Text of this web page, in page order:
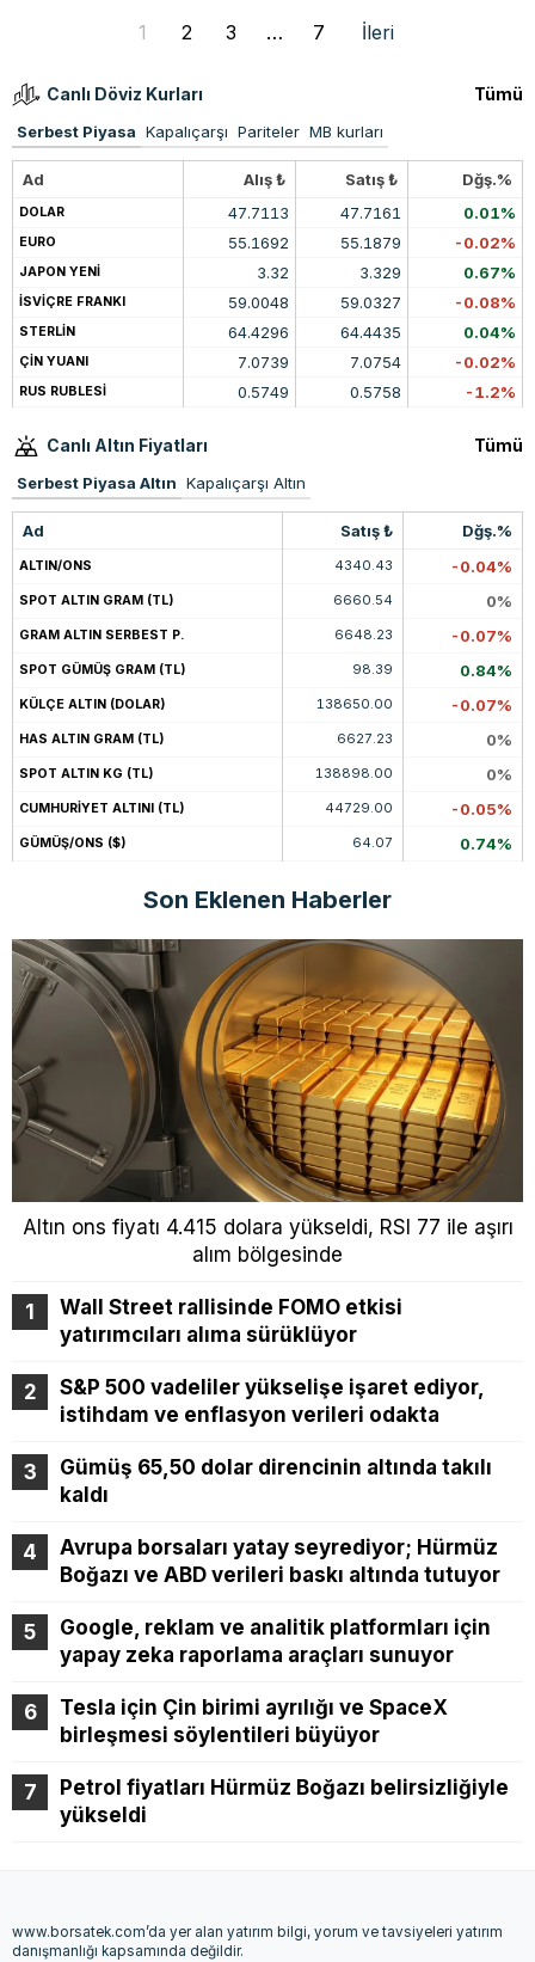
1 2 3 … 7 İleri
Canlı Döviz Kurları Tümü
Serbest Piyasa Kapalıçarşı Pariteler MB kurları
Ad Alış ₺ Satış ₺ Dğş.%
DOLAR 47.7113 47.7161 0.01%
EURO 55.1692 55.1879 -0.02%
JAPON YENİ 3.32 3.329 0.67%
İSVİÇRE FRANKI 59.0048 59.0327 -0.08%
STERLİN 64.4296 64.4435 0.04%
ÇİN YUANI 7.0739 7.0754 -0.02%
RUS RUBLESİ 0.5749 0.5758 -1.2%
Canlı Altın Fiyatları Tümü
Serbest Piyasa Altın Kapalıçarşı Altın
Ad Satış ₺ Dğş.%
ALTIN/ONS 4340.43 -0.04%
SPOT ALTIN GRAM (TL) 6660.54 0%
GRAM ALTIN SERBEST P. 6648.23 -0.07%
SPOT GÜMÜŞ GRAM (TL) 98.39 0.84%
KÜLÇE ALTIN (DOLAR) 138650.00 -0.07%
HAS ALTIN GRAM (TL) 6627.23 0%
SPOT ALTIN KG (TL) 138898.00 0%
CUMHURİYET ALTINI (TL) 44729.00 -0.05%
GÜMÜŞ/ONS ($) 64.07 0.74%
Son Eklenen Haberler
Altın ons fiyatı 4.415 dolara yükseldi, RSI 77 ile aşırı
alım bölgesinde
Wall Street rallisinde FOMO etkisi
yatırımcıları alıma sürüklüyor
S&P 500 vadeliler yükselişe işaret ediyor,
istihdam ve enflasyon verileri odakta
Gümüş 65,50 dolar direncinin altında takılı
kaldı
Avrupa borsaları yatay seyrediyor; Hürmüz
Boğazı ve ABD verileri baskı altında tutuyor
Google, reklam ve analitik platformları için
yapay zeka raporlama araçları sunuyor
Tesla için Çin birimi ayrılığı ve SpaceX
birleşmesi söylentileri büyüyor
Petrol fiyatları Hürmüz Boğazı belirsizliğiyle
yükseldi
www.borsatek.com’da yer alan yatırım bilgi, yorum ve tavsiyeleri yatırım
danışmanlığı kapsamında değildir.